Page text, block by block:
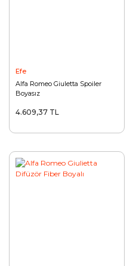
Efe
Alfa Romeo Giuletta Spoiler
Boyasız
4.609,37 TL